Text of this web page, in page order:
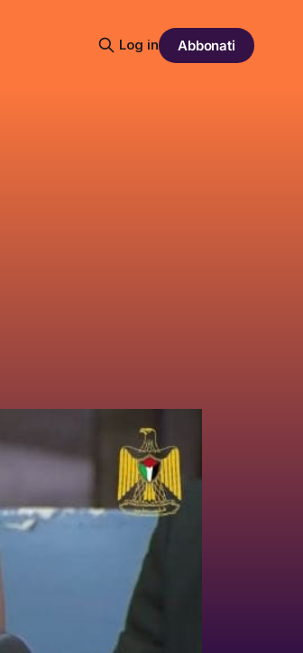
Log in Abbonati